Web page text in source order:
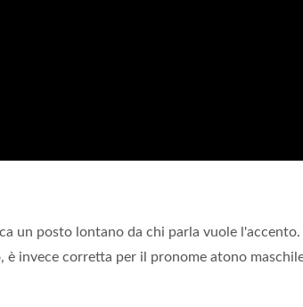
un posto lontano da chi parla vuole l'accento.
è invece corretta per il pronome atono